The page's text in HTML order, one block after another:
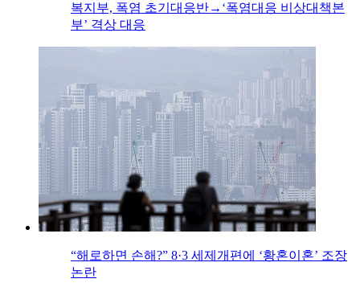
복지부, 폭염 초기대응반→‘폭염대응 비상대책본
부’ 격상 대응
“해로하면 손해?” 8·3 세제개편에 ‘황혼이혼’ 조장
논란